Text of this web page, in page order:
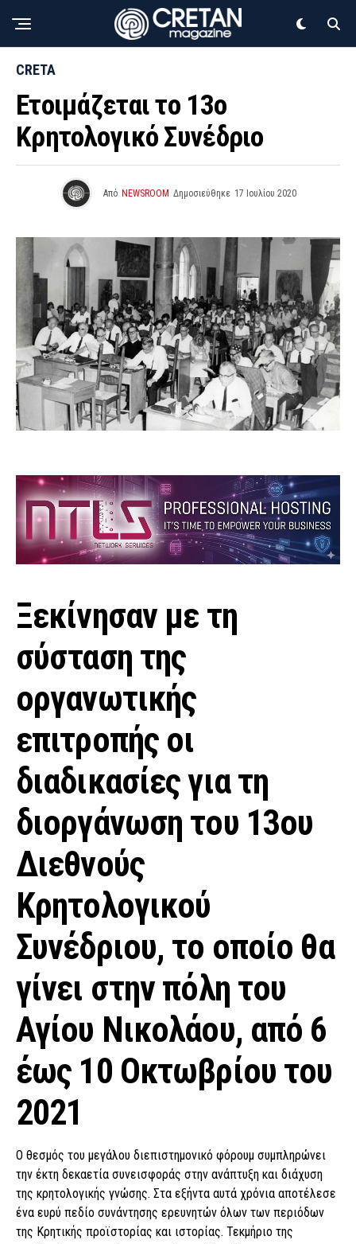
CRETA
Ετοιμάζεται το 13ο
Κρητολογικό Συνέδριο
Από NEWSROOM Δημοσιεύθηκε 17 Ιουλίου 2020
Ξεκίνησαν με τη
σύσταση της
οργανωτικής
επιτροπής οι
διαδικασίες για τη
διοργάνωση του 13ου
Διεθνούς
Κρητολογικού
Συνέδριου, το οποίο θα
γίνει στην πόλη του
Αγίου Νικολάου, από 6
έως 10 Οκτωβρίου του
2021
Ο θεσμός του μεγάλου διεπιστημονικό φόρουμ συμπληρώνει
την έκτη δεκαετία συνεισφοράς στην ανάπτυξη και διάχυση
της κρητολογικής γνώσης. Στα εξήντα αυτά χρόνια αποτέλεσε
ένα ευρύ πεδίο συνάντησης ερευνητών όλων των περιόδων
της Κρητικής προϊστορίας και ιστορίας. Τεκμήριο της